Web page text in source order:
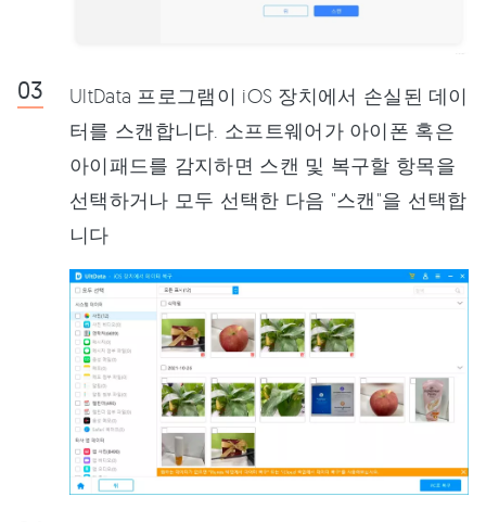
UltData 프로그램이 iOS 장치에서 손실된 데이
터를 스캔합니다. 소프트웨어가 아이폰 혹은
아이패드를 감지하면 스캔 및 복구할 항목을
선택하거나 모두 선택한 다음 "스캔"을 선택합
니다